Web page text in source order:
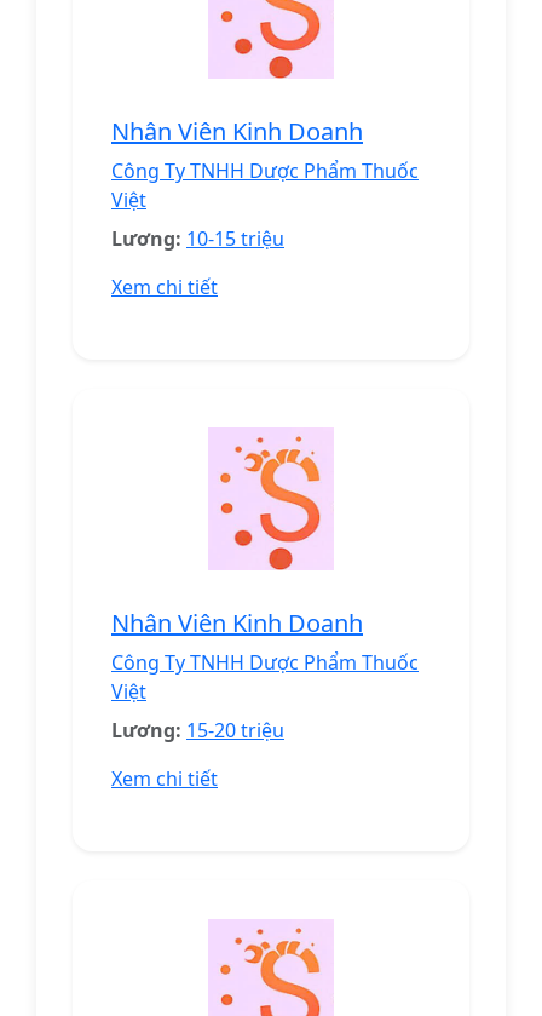
Nhân Viên Kinh Doanh
Công Ty TNHH Dược Phẩm Thuốc
Việt
Lương: 10-15 triệu
Xem chi tiết
Nhân Viên Kinh Doanh
Công Ty TNHH Dược Phẩm Thuốc
Việt
Lương: 15-20 triệu
Xem chi tiết